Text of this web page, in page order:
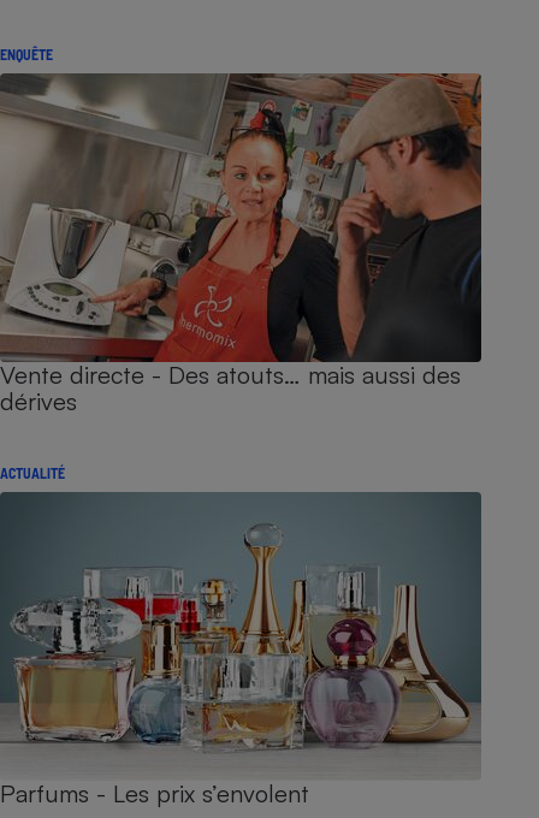
ENQUÊTE
Vente directe - Des atouts… mais aussi des
dérives
ACTUALITÉ
Parfums - Les prix s’envolent